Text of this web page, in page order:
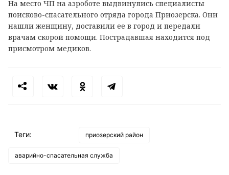
На место ЧП на аэроботе выдвинулись специалисты
поисково-спасательного отряда города Приозерска. Они
нашли женщину, доставили ее в город и передали
врачам скорой помощи. Пострадавшая находится под
присмотром медиков.
Теги: приозерский район
аварийно-спасательная служба